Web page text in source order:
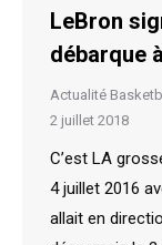
LeBron
débarque
Actualité
2 juillet 2018
C’est LA
4 juillet 2016
allait en